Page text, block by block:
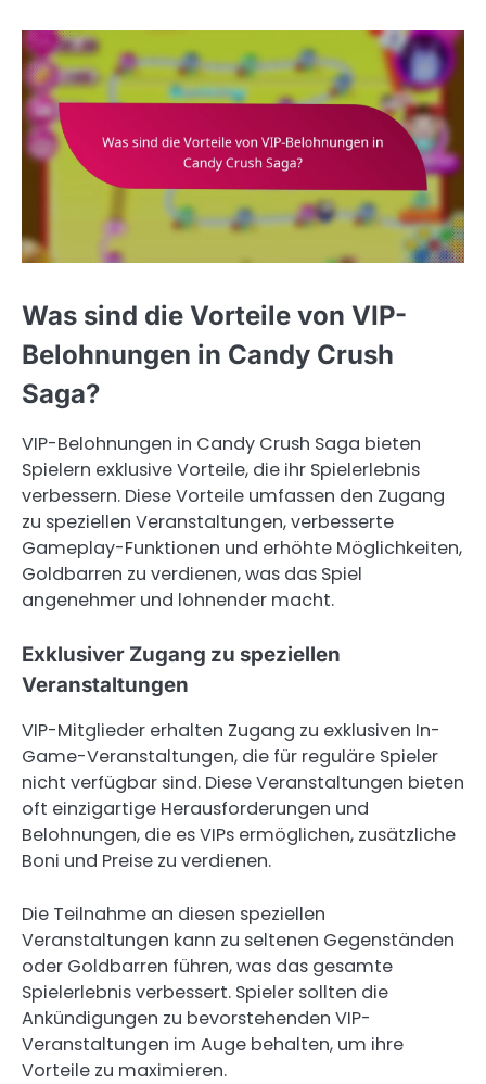
Was sind die Vorteile von VIP-
Belohnungen in Candy Crush
Saga?
VIP-Belohnungen in Candy Crush Saga bieten
Spielern exklusive Vorteile, die ihr Spielerlebnis
verbessern. Diese Vorteile umfassen den Zugang
zu speziellen Veranstaltungen, verbesserte
Gameplay-Funktionen und erhöhte Möglichkeiten,
Goldbarren zu verdienen, was das Spiel
angenehmer und lohnender macht.
Exklusiver Zugang zu speziellen
Veranstaltungen
VIP-Mitglieder erhalten Zugang zu exklusiven In-
Game-Veranstaltungen, die für reguläre Spieler
nicht verfügbar sind. Diese Veranstaltungen bieten
oft einzigartige Herausforderungen und
Belohnungen, die es VIPs ermöglichen, zusätzliche
Boni und Preise zu verdienen.
Die Teilnahme an diesen speziellen
Veranstaltungen kann zu seltenen Gegenständen
oder Goldbarren führen, was das gesamte
Spielerlebnis verbessert. Spieler sollten die
Ankündigungen zu bevorstehenden VIP-
Veranstaltungen im Auge behalten, um ihre
Vorteile zu maximieren.